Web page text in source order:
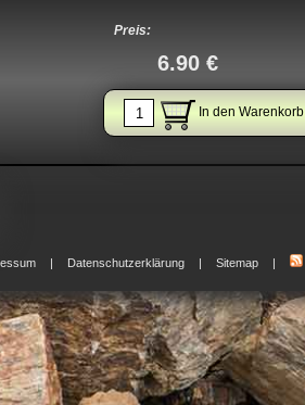
Preis:
6.90 €
In den Warenkorb
Datenschutzerklärung Sitemap